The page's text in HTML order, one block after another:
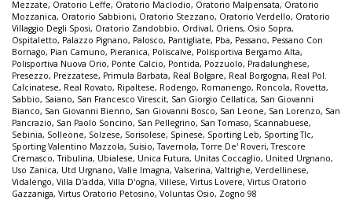
Mezzate, Oratorio Leffe, Oratorio Maclodio, Oratorio Malpensata, Oratorio
Mozzanica, Oratorio Sabbioni, Oratorio Stezzano, Oratorio Verdello, Oratorio
Villaggio Degli Sposi, Oratorio Zandobbio, Ordival, Oriens, Osio Sopra,
Ospitaletto, Palazzo Pignano, Palosco, Pantigliate, Pba, Pessano, Pessano Con
Bornago, Pian Camuno, Pieranica, Poliscalve, Polisportiva Bergamo Alta,
Polisportiva Nuova Orio, Ponte Calcio, Pontida, Pozzuolo, Pradalunghese,
Presezzo, Prezzatese, Primula Barbata, Real Bolgare, Real Borgogna, Real Pol.
Calcinatese, Real Rovato, Ripaltese, Rodengo, Romanengo, Roncola, Rovetta,
Sabbio, Saiano, San Francesco Virescit, San Giorgio Cellatica, San Giovanni
Bianco, San Giovanni Bienno, San Giovanni Bosco, San Leone, San Lorenzo, San
Pancrazio, San Paolo Soncino, San Pellegrino, San Tomaso, Scannabuese,
Sebinia, Solleone, Solzese, Sorisolese, Spinese, Sporting Leb, Sporting Tlc,
Sporting Valentino Mazzola, Suisio,Tavernola,Torre De' Roveri,Trescore
Cremasco,Tribulina, Ubialese, Unica Futura, Unitas Coccaglio, United Urgnano,
Uso Zanica, Utd Urgnano, Valle Imagna, Valserina, Valtrighe, Verdellinese,
Vidalengo, Villa D'adda, Villa D'ogna, Villese, Virtus Lovere, Virtus Oratorio
Gazzaniga, Virtus Oratorio Petosino, Voluntas Osio, Zogno 98